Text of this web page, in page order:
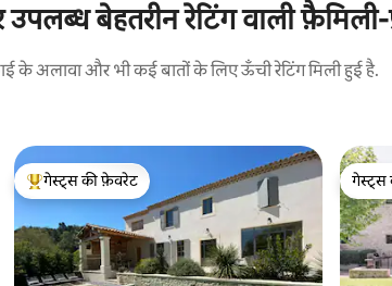
उपलब्ध बेहतरीन रेटिंग वाली
अलावा और भी कई बातों के लिए ऊँची रेटिंग मिली हुई है.
गेस्ट्स का टॉप फ़ेवरेट
गेस्ट्स की फ़ेवरेट गेस्ट्स